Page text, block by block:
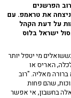
הפרשנים
ניצחה את טראמפ. עם
על דעת הקהל
ישראל בלוס
מי יטפל יותר
האריס או
מאליה. "רוב
שהם פחות
בחשבון, אי אפשר